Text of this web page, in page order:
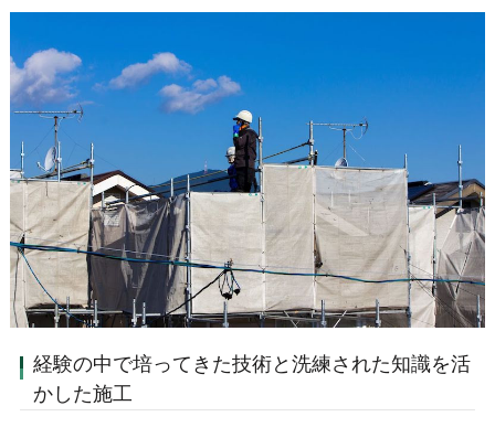
経験の中で培ってきた技術と洗練された知識を活
かした施工